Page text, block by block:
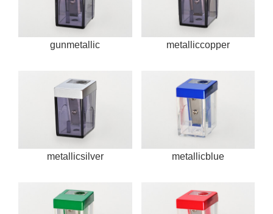
gunmetallic metalliccopper
metallicsilver metallicblue